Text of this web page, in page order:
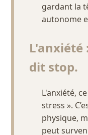
gardant la
autonome
L'anxiété
dit stop.
L'anxiété,
stress ».
physique,
peut